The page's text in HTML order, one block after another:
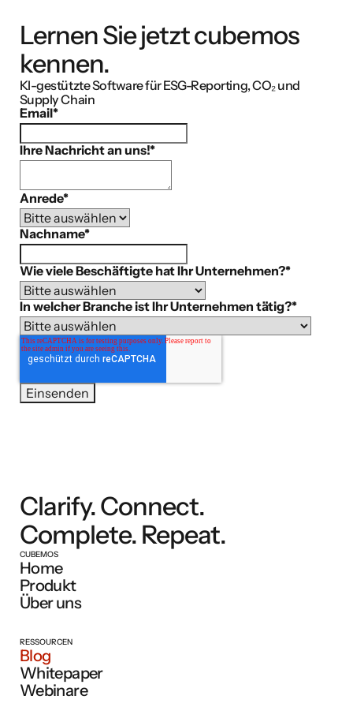
Lernen Sie jetzt cubemos
kennen.
KI-gestützte Software für ESG-Reporting, CO₂ und
Supply Chain
Email*
Ihre Nachricht an uns!*
Anrede*
Nachname*
Wie viele Beschäftigte hat Ihr Unternehmen?*
In welcher Branche ist Ihr Unternehmen tätig?*
Clarify. Connect.
Complete. Repeat.
CUBEMOS
Home
Produkt
Über uns
RESSOURCEN
Blog
Whitepaper
Webinare